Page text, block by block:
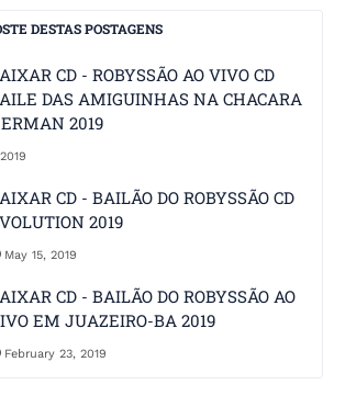
DESTAS POSTAGENS
CD - ROBYSSÃO AO VIVO CD
DAS AMIGUINHAS NA CHACARA
2019
CD - BAILÃO DO ROBYSSÃO CD
2019
May 15, 2019
CD - BAILÃO DO ROBYSSÃO AO
EM JUAZEIRO-BA 2019
February 23, 2019